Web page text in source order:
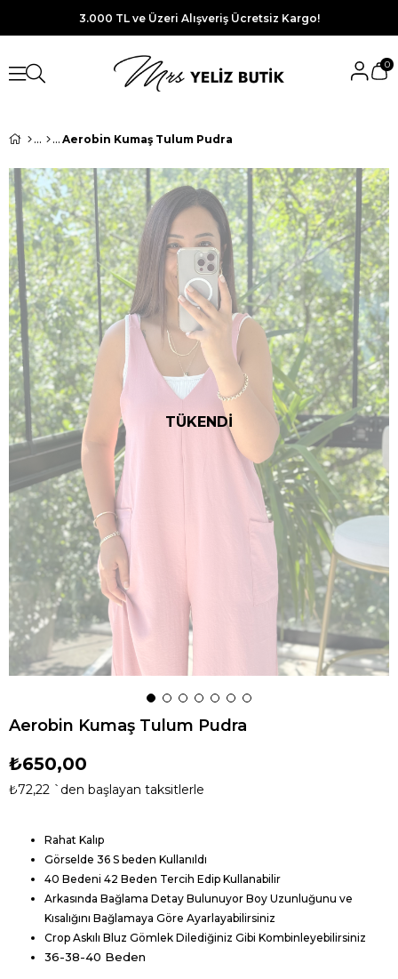
3.000 TL ve Üzeri Alışveriş Ücretsiz Kargo!
0
Aerobin Kumaş Tulum Pudra
TÜKENDİ
Aerobin Kumaş Tulum Pudra
₺650,00
₺72,22 `den başlayan taksitlerle
Rahat Kalıp
Görselde 36 S beden Kullanıldı
40 Bedeni 42 Beden Tercih Edip Kullanabilir
Arkasında Bağlama Detay Bulunuyor Boy Uzunluğunu ve
Kısalığını Bağlamaya Göre Ayarlayabilirsiniz
Crop Askılı Bluz Gömlek Dilediğiniz Gibi Kombinleyebilirsiniz
36-38-40 Beden